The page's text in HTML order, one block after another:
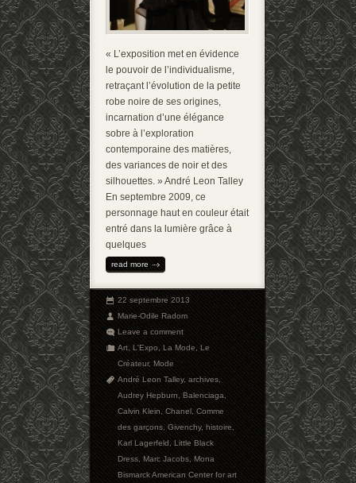
« L’exposition met en évidence
le pouvoir de l’individualisme,
retraçant l’évolution de la petite
robe noire de ses origines,
incarnation d’une élégance
sobre à l’exploration
contemporaine des matières,
des variances de noir et des
silhouettes. » André Leon Talley
En septembre 2009, ce
personnage haut en couleur était
entré dans la lumière grâce à
quelques
read more
22 septembre 2013
Marie-Odile Radom
Leave a comment
Art,L'Expo,La Mode,Le
Créateur,Mode
André Leon Talley,archives,
Audrey Hepburn,Balenciaga,
Calvin Klein,Chanel,Comme
des garçons,Givenchy,histoire,
Karl Lagerfeld,Little Black
Dress,Marc Jacobs,Mona
Bismarck American Center for art